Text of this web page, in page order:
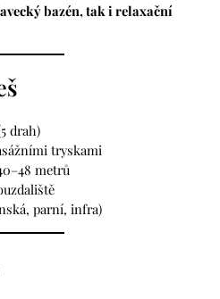
bazén, tak i relaxační
drah)
tryskami
metrů
parní, infra)